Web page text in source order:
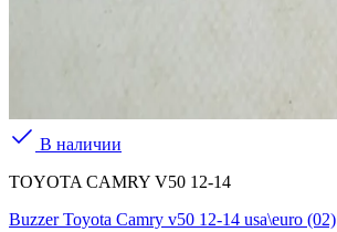
В наличии
TOYOTA CAMRY V50 12-14
Buzzer Toyota Camry v50 12-14 usa\euro (02)